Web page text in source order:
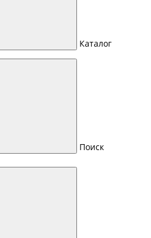
Каталог
Поиск